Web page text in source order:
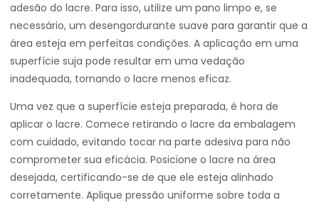
adesão do lacre. Para isso, utilize um pano limpo e, se
necessário, um desengordurante suave para garantir que a
área esteja em perfeitas condições. A aplicação em uma
superfície suja pode resultar em uma vedação
inadequada, tornando o lacre menos eficaz.
Uma vez que a superfície esteja preparada, é hora de
aplicar o lacre. Comece retirando o lacre da embalagem
com cuidado, evitando tocar na parte adesiva para não
comprometer sua eficácia. Posicione o lacre na área
desejada, certificando-se de que ele esteja alinhado
corretamente. Aplique pressão uniforme sobre toda a